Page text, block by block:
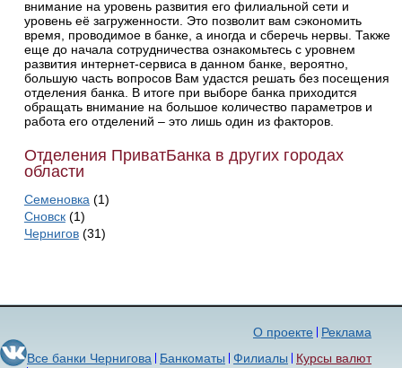
внимание на уровень развития его филиальной сети и
уровень её загруженности. Это позволит вам сэкономить
время, проводимое в банке, а иногда и сберечь нервы. Также
еще до начала сотрудничества ознакомьтесь с уровнем
развития интернет-сервиса в данном банке, вероятно,
большую часть вопросов Вам удастся решать без посещения
отделения банка. В итоге при выборе банка приходится
обращать внимание на большое количество параметров и
работа его отделений – это лишь один из факторов.
Отделения ПриватБанка в других городах
области
Семеновка (1)
Сновск(1)
Чернигов(31)
Реклама
О проекте
Все банки Чернигова
Банкоматы Филиалы
Курсы валют